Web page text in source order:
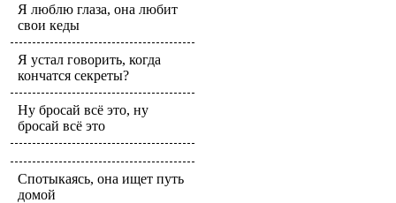
Я люблю глаза, она любит
свои кеды
Я устал говорить, когда
кончатся секреты?
Ну бросай всё это, ну
бросай всё это
Спотыкаясь, она ищет путь
домой